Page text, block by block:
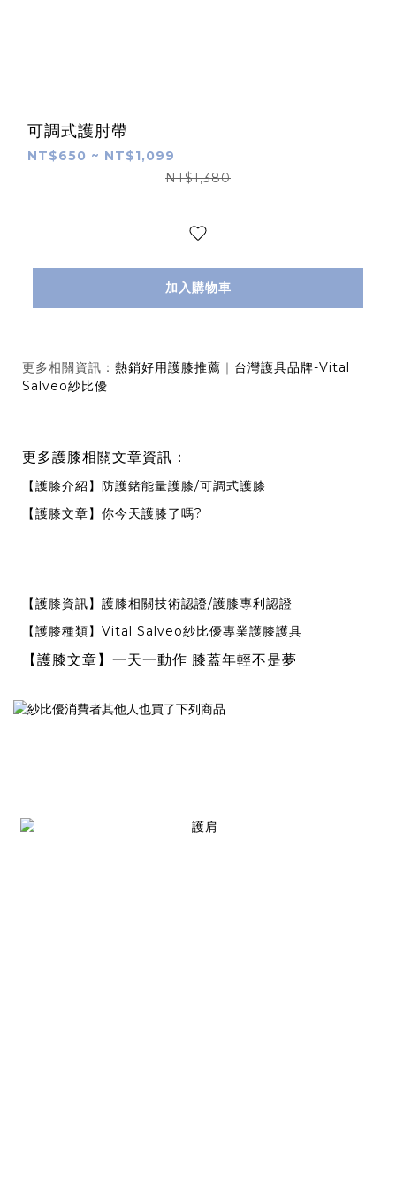
可調式護肘帶
NT$650 ~ NT$1,099
NT$1,380
加入購物車
更多相關資訊： 熱銷好用護膝推薦 ｜ 台灣護具品牌-Vital
Salveo紗比優
更多護膝相關文章資訊：
【護膝介紹】防護鍺能量護膝/可調式護膝
【護膝文章】你今天護膝了嗎?
【護膝資訊】護膝相關技術認證/護膝專利認證
【護膝種類】 Vital Salveo紗比優專業護膝護具
【護膝文章】 一天一動作 膝蓋年輕不是夢